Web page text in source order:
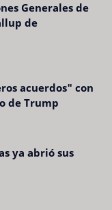
Generales de
de
acuerdos" con
de Trump
ya abrió sus